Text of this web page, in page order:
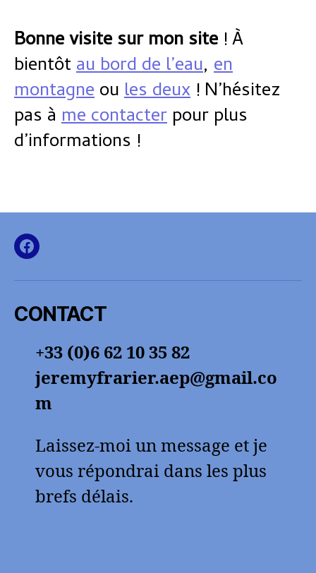
Bonne visite sur mon site ! À
bientôtau bord de l’eau, en
montagneoules deux ! N’hésitez
pas à me contacter pour plus
d’informations !
page
CONTACT
+33 (0)6 62 10 35 82
jeremyfrarier.aep@gmail.co
m
Laissez-moi un message et je
vous répondrai dans les plus
brefs délais.